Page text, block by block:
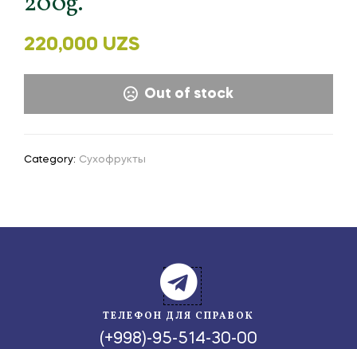
220,000 UZS
Out of stock
Category: Сухофрукты
ТЕЛЕФОН ДЛЯ СПРАВОК
(+998)-95-514-30-00